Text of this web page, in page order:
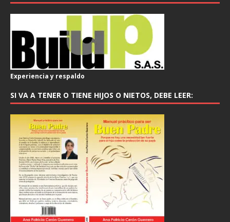
Experiencia y respaldo
SI VA A TENER O TIENE HIJOS O NIETOS, DEBE LEER: